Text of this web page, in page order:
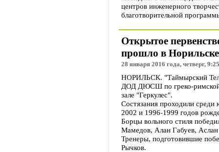
центров инженерного
благотворительной
Открытое
прошло в Норильске
28 января 2016 года, четверг, 9:25
НОРИЛЬСК. "Таймырский
ДОД ДЮСШ по греко-римской
зале "Геркулес".
Состязания проходили
2002 и 1996-1999 годов
Борцы вольного стиля
Мамедов, Алан Габуев,
Тренеры, подготовившие
Рычков.